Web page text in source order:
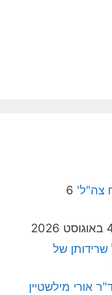
צה"ל' 6
2026
של
אורי מילשטיין